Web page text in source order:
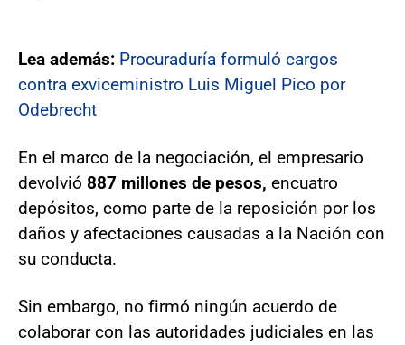
Lea además: Procuraduría formuló cargos
contra exviceministro Luis Miguel Pico por
Odebrecht
En el marco de la negociación, el empresario
devolvió 887 millones de pesos, encuatro
depósitos, como parte de la reposición por los
daños y afectaciones causadas a la Nación con
su conducta.
Sin embargo, no firmó ningún acuerdo de
colaborar con las autoridades judiciales en las